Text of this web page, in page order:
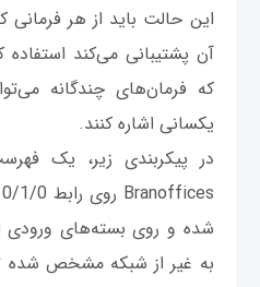
این حالت باید از هر
آن پشتیبانی می‌کند
که فرمان‌های چندگانه
یکسانی اشاره کنند.
در پیکربندی زیر، یک
شده و روی بسته‌های ورودی
به غیر از شبکه‌ مشخص